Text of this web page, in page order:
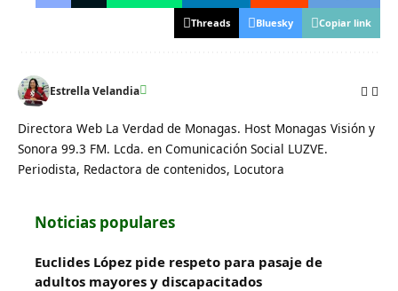
Threads Bluesky Copiar link
Estrella Velandia
Directora Web La Verdad de Monagas. Host Monagas Visión y
Sonora 99.3 FM. Lcda. en Comunicación Social LUZVE.
Periodista, Redactora de contenidos, Locutora
Noticias populares
Euclides López pide respeto para pasaje de
adultos mayores y discapacitados